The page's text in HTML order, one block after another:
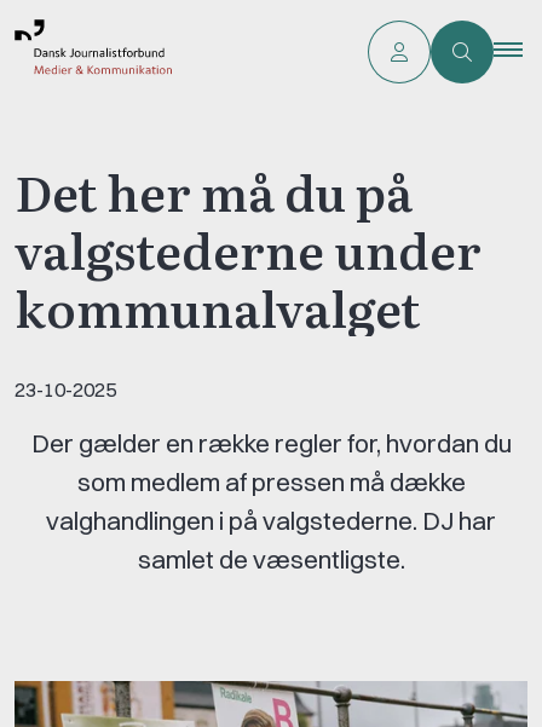
Det her må du på
valgstederne under
kommunalvalget
23-10-2025
Der gælder en række regler for, hvordan du
som medlem af pressen må dække
valghandlingen i på valgstederne. DJ har
samlet de væsentligste.